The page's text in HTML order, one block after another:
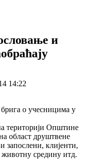
и
14:22
територији Општине
област друштвене
запослени, клијенти,
средину итд.